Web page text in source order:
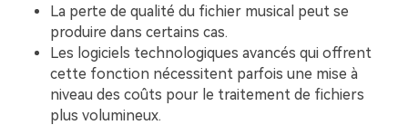
La perte de qualité du fichier musical peut se
produire dans certains cas.
Les logiciels technologiques avancés qui offrent
cette fonction nécessitent parfois une mise à
niveau des coûts pour le traitement de fichiers
plus volumineux.